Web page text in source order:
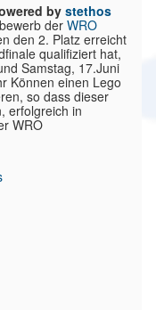
by stethos
der WRO
den 2. Platz erreicht
qualifiziert hat,
Samstag, 17.Juni
Können einen Lego
so dass dieser
erfolgreich in
WRO